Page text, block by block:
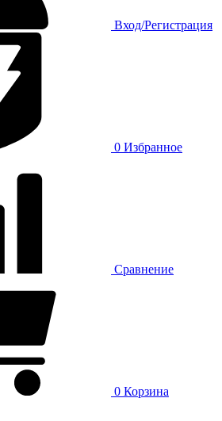
Вход/Регистрация
0 Избранное
Сравнение
0 Корзина